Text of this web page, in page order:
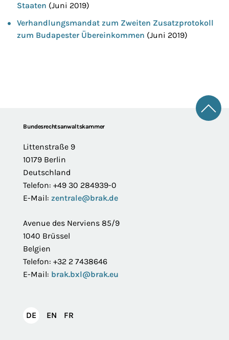
Staaten (Juni 2019)
Verhandlungsmandat zum Zweiten Zusatzprotokoll
zum Budapester Übereinkommen (Juni 2019)
FooterBundesrechtsanwaltskammer
Littenstraße 9
10179 Berlin
Deutschland
Telefon: +49 30 284939-0
E-Mail: zentrale@brak.de
Avenue des Nerviens 85/9
1040 Brüssel
Belgien
Telefon: +32 2 7438646
E-Mail: brak.bxl@brak.eu
DEDeutsch
EN English
FR